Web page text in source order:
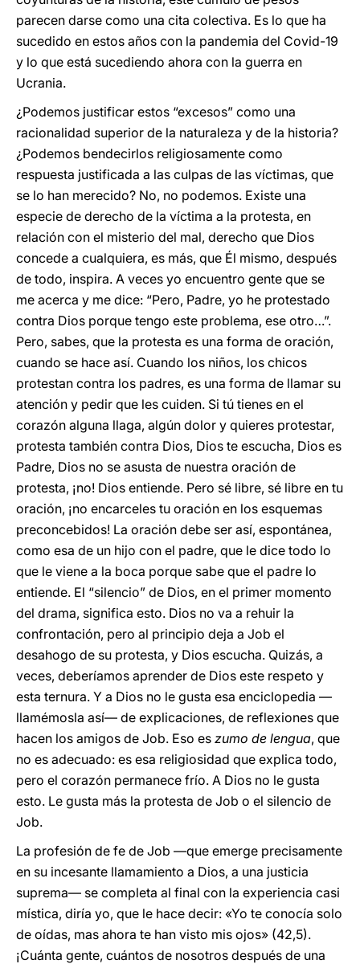
parecen darse como una cita colectiva. Es lo que ha
sucedido en estos años con la pandemia del Covid-19
y lo que está sucediendo ahora con la guerra en
Ucrania.
¿Podemos justificar estos “excesos” como una
racionalidad superior de la naturaleza y de la historia?
¿Podemos bendecirlos religiosamente como
respuesta justificada a las culpas de las víctimas, que
se lo han merecido? No, no podemos. Existe una
especie de derecho de la víctima a la protesta, en
relación con el misterio del mal, derecho que Dios
concede a cualquiera, es más, que Él mismo, después
de todo, inspira. A veces yo encuentro gente que se
me acerca y me dice: “Pero, Padre, yo he protestado
contra Dios porque tengo este problema, ese otro…”.
Pero, sabes, que la protesta es una forma de oración,
cuando se hace así. Cuando los niños, los chicos
protestan contra los padres, es una forma de llamar su
atención y pedir que les cuiden. Si tú tienes en el
corazón alguna llaga, algún dolor y quieres protestar,
protesta también contra Dios, Dios te escucha, Dios es
Padre, Dios no se asusta de nuestra oración de
protesta, ¡no! Dios entiende. Pero sé libre, sé libre en tu
oración, ¡no encarceles tu oración en los esquemas
preconcebidos! La oración debe ser así, espontánea,
como esa de un hijo con el padre, que le dice todo lo
que le viene a la boca porque sabe que el padre lo
entiende. El “silencio” de Dios, en el primer momento
del drama, significa esto. Dios no va a rehuir la
confrontación, pero al principio deja a Job el
desahogo de su protesta, y Dios escucha. Quizás, a
veces, deberíamos aprender de Dios este respeto y
esta ternura. Y a Dios no le gusta esa enciclopedia —
llamémosla así— de explicaciones, de reflexiones que
hacen los amigos de Job. Eso es zumo de lengua, que
no es adecuado: es esa religiosidad que explica todo,
pero el corazón permanece frío. A Dios no le gusta
esto. Le gusta más la protesta de Job o el silencio de
Job.
La profesión de fe de Job —que emerge precisamente
en su incesante llamamiento a Dios, a una justicia
suprema— se completa al final con la experiencia casi
mística, diría yo, que le hace decir: «Yo te conocía solo
de oídas, mas ahora te han visto mis ojos» (42,5).
¡Cuánta gente, cuántos de nosotros después de una